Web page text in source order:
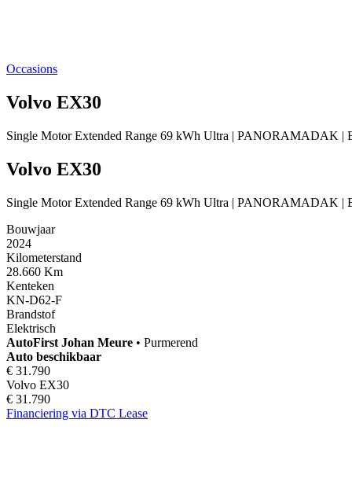
Occasions
Volvo EX30
Single Motor Extended Range 69 kWh Ultra | PANORAMADAK
Volvo EX30
Single Motor Extended Range 69 kWh Ultra | PANORAMADAK
Bouwjaar
2024
Kilometerstand
28.660 Km
Kenteken
KN-D62-F
Brandstof
Elektrisch
AutoFirst Johan Meure • Purmerend
Auto beschikbaar
€ 31.790
Volvo EX30
€ 31.790
Financiering via DTC Lease